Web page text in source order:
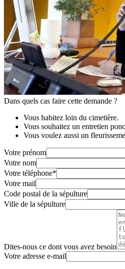
Dans quels cas faire cette demande ?
Vous habitez loin du cimetière.
Vous souhaitez un entretien
Vous voulez aussi un
Votre prénom
Votre nom
Votre téléphone*
Votre mail
Code postal de la sépulture
Ville de la sépulture
Dites-nous ce dont vous avez besoin
Votre adresse e-mail